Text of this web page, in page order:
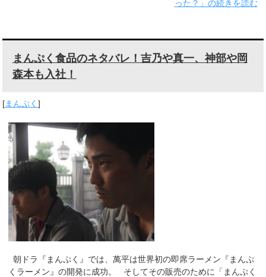
った？」の続きを読む
まんぷく食品のネタバレ！吉乃や真一、神部や岡
森本も入社！
[まんぷく]
朝ドラ『まんぷく』では、萬平は世界初の即席ラーメン『まんぷ
くラーメン』の開発に成功。 そしてその販売のために「まんぷく